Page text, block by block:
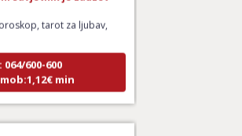
tarot za ljubav,
600-600
min